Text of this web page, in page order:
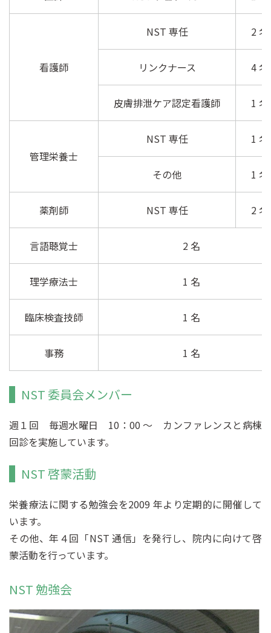
看護師
NST 専任 2 名
リンクナース 4 名
皮膚排泄ケア認定看護師 1 名
管理栄養士
NST 専任 1 名
その他 1 名
薬剤師 NST 専任 2 名
言語聴覚士 2 名
理学療法士 1 名
臨床検査技師 1 名
事務 1 名
NST 委員会メンバー
週１回 毎週水曜日 10：00 ～ カンファレンスと病棟
回診を実施しています。
NST 啓蒙活動
栄養療法に関する勉強会を2009 年より定期的に開催して
います。
その他、年４回「NST 通信」を発行し、院内に向けて啓
蒙活動を行っています。
NST 勉強会